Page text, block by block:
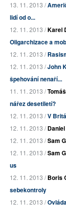
13. 11. 2013 /
lidí od o...
12. 11. 2013 /Karel
Oligarchizace a
12. 11. 2013 /
12. 11. 2013 /John
špehování nenaří...
11. 11. 2013 /
nářez desetiletí?
12. 11. 2013 /V
12. 11. 2013 /
12. 11. 2013 /Sam
12. 11. 2013 /Sam
us
12. 11. 2013 /Boris
sebekontroly
12. 11. 2013 /